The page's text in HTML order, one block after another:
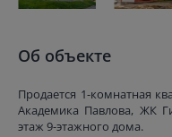
Об объекте
Продается 1-комнатная
Академика Павлова, ЖК
этаж 9-этажного дома.